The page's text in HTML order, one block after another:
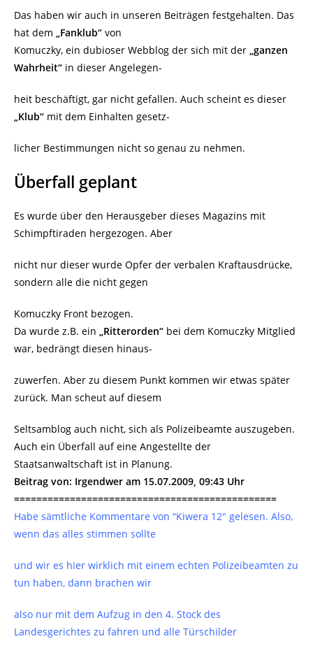
Das haben wir auch in unseren Beiträgen festgehalten. Das
hat dem „Fanklub“ von
Komuczky, ein dubioser Webblog der sich mit der „ganzen
Wahrheit“ in dieser Angelegen-
heit beschäftigt, gar nicht gefallen. Auch scheint es dieser
„Klub“ mit dem Einhalten gesetz-
licher Bestimmungen nicht so genau zu nehmen.
Überfall geplant
Es wurde über den Herausgeber dieses Magazins mit
Schimpftiraden hergezogen. Aber
nicht nur dieser wurde Opfer der verbalen Kraftausdrücke,
sondern alle die nicht gegen
Komuczky Front bezogen.
Da wurde z.B. ein „Ritterorden“ bei dem Komuczky Mitglied
war, bedrängt diesen hinaus-
zuwerfen. Aber zu diesem Punkt kommen wir etwas später
zurück. Man scheut auf diesem
Seltsamblog auch nicht, sich als Polizeibeamte auszugeben.
Auch ein Überfall auf eine Angestellte der
Staatsanwaltschaft ist in Planung.
Beitrag von: Irgendwer am 15.07.2009, 09:43 Uhr
===============================================
Habe sämtliche Kommentare von “Kiwera 12″ gelesen. Also,
wenn das alles stimmen sollte
und wir es hier wirklich mit einem echten Polizeibeamten zu
tun haben, dann brachen wir
also nur mit dem Aufzug in den 4. Stock des
Landesgerichtes zu fahren und alle Türschilder